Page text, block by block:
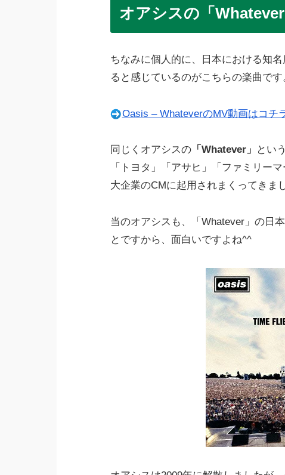
オアシスの「
ちなみに個人的に、日本における知
ると感じているのがこちらの楽曲です
Oasis – WhateverのMV動画はコチ
同じくオアシスの「Whatever」
とい
「トヨタ」「アサヒ」「ファミリー
大企業のCMに起用されまくってきま
当のオアシスも、「Whatever」の日
とですから、面白いですよね^^